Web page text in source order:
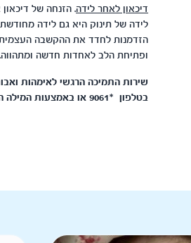
דיכאון לאחר לידה. הזנחה של
לידה של תינוק היא גם לידה מחודשת
הזדמנות לחדד את ההקשבה
ופתיחת הלב לאחדות חדשה ומתהווה.
בטלפון *9061 או באמצעות המילה הכתובה בצ'אט/וואטסאפ/מייל דרך